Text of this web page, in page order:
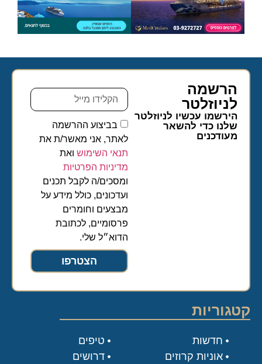
הרשמה
לניוזלטר​
הירשמו עכשיו לניוזלטר
שלנו כדי להשאר
מעודכנים
בביצוע ההרשמה
לאתר, אני מאשר/ת את
תנאי השימושואת
מדיניות הפרטיות
ומסכים/ה לקבל תכנים
ועדכונים, כולל מידע על
מבצעים וחומרים
פרסומיים, לכתובת
הדוא״ל שלי.
הצטרפו
קטגוריות
טיפים
דרושים
חדשות
אוניות קרוזים